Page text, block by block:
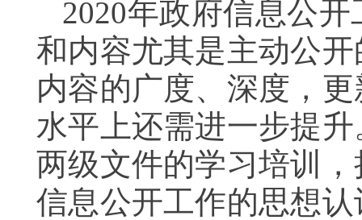
2020年政府信息公
和内容尤其是主动公
内容的广度、深度，
水平上还需进一步提
两级文件的学习培训
信息公开工作的思想